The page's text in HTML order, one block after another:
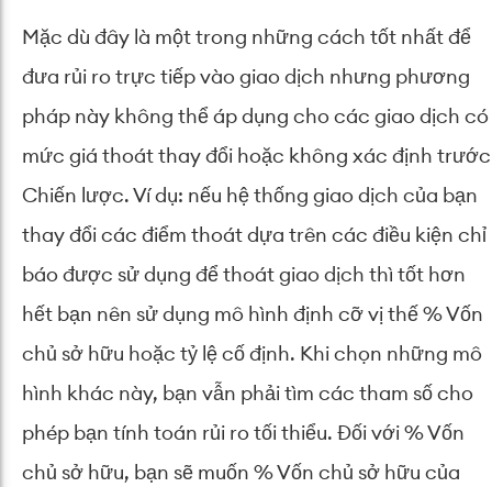
Mặc dù đây là một trong những cách tốt nhất để
đưa rủi ro trực tiếp vào giao dịch nhưng phương
pháp này không thể áp dụng cho các giao dịch có
mức giá thoát thay đổi hoặc không xác định trước
Chiến lược. Ví dụ: nếu hệ thống giao dịch của bạn
thay đổi các điểm thoát dựa trên các điều kiện chỉ
báo được sử dụng để thoát giao dịch thì tốt hơn
hết bạn nên sử dụng mô hình định cỡ vị thế % Vốn
chủ sở hữu hoặc tỷ lệ cố định. Khi chọn những mô
hình khác này, bạn vẫn phải tìm các tham số cho
phép bạn tính toán rủi ro tối thiểu. Đối với % Vốn
chủ sở hữu, bạn sẽ muốn % Vốn chủ sở hữu của